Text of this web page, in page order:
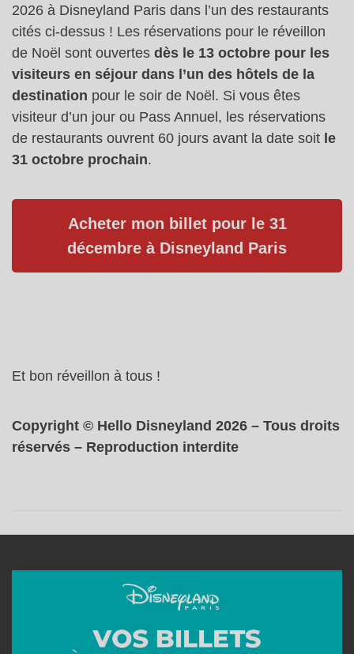
2026 à Disneyland Paris dans l’un des restaurants
cités ci-dessus ! Les réservations pour le réveillon
de Noël sont ouvertes dès le 13 octobre pour les
visiteurs en séjour dans l’un des hôtels de la
destination pour le soir de Noël. Si vous êtes
visiteur d’un jour ou Pass Annuel, les réservations
de restaurants ouvrent 60 jours avant la date soit le
31 octobre prochain.
Acheter mon billet pour le 31
décembre à Disneyland Paris
Et bon réveillon à tous !
Copyright © Hello Disneyland 2026 – Tous droits
réservés – Reproduction interdite